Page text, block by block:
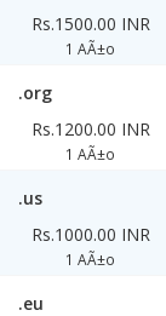
Rs.1500.00 INR
1 AÃ±o
.org
Rs.1200.00 INR
1 AÃ±o
.us
Rs.1000.00 INR
1 AÃ±o
.eu